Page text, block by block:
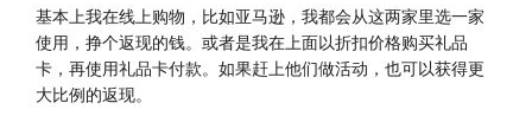
基本上我在线上购物，比如亚马逊，我都会从这两家里选一家
使用，挣个返现的钱。或者是我在上面以折扣价格购买礼品
卡，再使用礼品卡付款。如果赶上他们做活动，也可以获得更
大比例的返现。